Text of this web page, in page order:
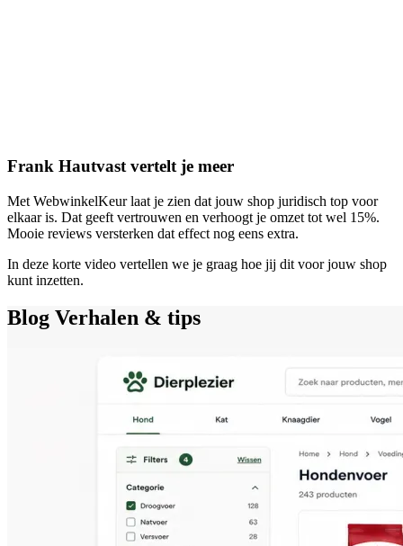
Frank Hautvast vertelt je meer
Met WebwinkelKeur laat je zien dat jouw shop juridisch top voor
elkaar is. Dat geeft vertrouwen en verhoogt je omzet tot wel 15%.
Mooie reviews versterken dat effect nog eens extra.
In deze korte video vertellen we je graag hoe jij dit voor jouw shop
kunt inzetten.
Blog Verhalen & tips